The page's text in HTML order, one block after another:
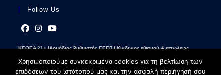
Follow Us
in
a
new
in
a
new
in
a
new
ΚΕΘΕΑ 21+ |Αρμόδιος Ρυθμιστής ΕΕΕΠ | Κίνδυνος εθισμού & απώλειας
Χρησιμοποιούμε συγκεκριμένα cookies για τη βελτίωση των
επιδόσεων του ιστότοπού μας και την ασφαλή περιήγησή σου